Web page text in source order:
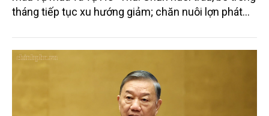
tháng tiếp tục xu hướng giảm; chăn nuôi lợn phát
trưởng khá. Diện tích rừng trồng mới và sản lượng
thủy sản đều tăng nhẹ.